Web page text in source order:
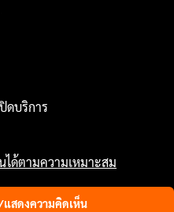
ดบริการ
ได้ตามความเหมาะสม
แสดงความคิดเห็น